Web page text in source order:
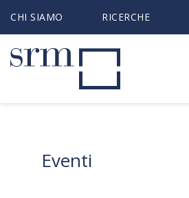
CHI SIAMO RICERCHE
Eventi